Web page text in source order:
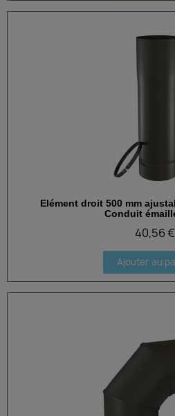
Aperçu
Elément droit 500 mm
Conduit
40,56 €
Ajouter au